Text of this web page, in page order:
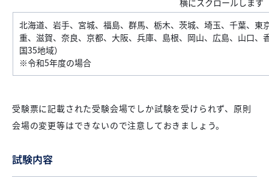
北海道、岩手、宮城、福島、群馬、栃木、茨城、埼玉、千葉、
重、滋賀、奈良、京都、大阪、兵庫、島根、岡山、広島、山口
国35地域）
※令和5年度の場合
受験票に記載された受験会場でしか試験を受けられず、原則
会場の変更等はできないので注意しておきましょう。
試験内容